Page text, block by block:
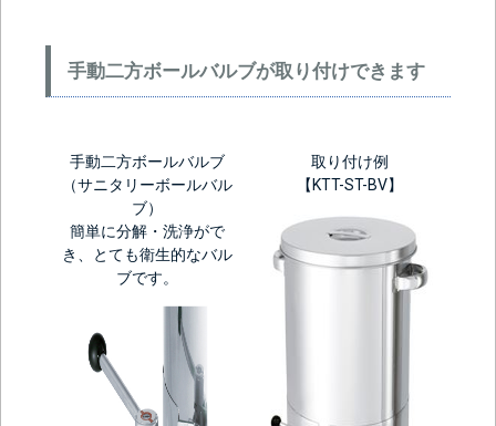
手動二方ボールバルブが取り付けできます
手動二方ボールバルブ
（サニタリーボールバル
ブ）
簡単に分解・洗浄がで
き、とても衛生的なバル
ブです。
取り付け例
【KTT-ST-BV】